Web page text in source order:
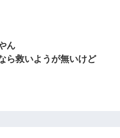
ん
ら救いようが無いけど